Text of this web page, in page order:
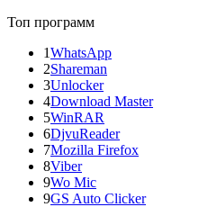
Топ программ
1WhatsApp
2Shareman
3Unlocker
4Download Master
5WinRAR
6DjvuReader
7Mozilla Firefox
8Viber
9Wo Mic
9GS Auto Clicker